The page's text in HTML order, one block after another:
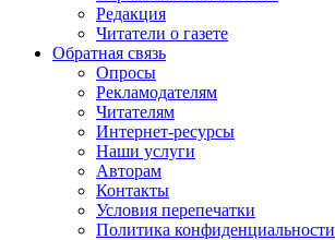
Редакция
Читатели о газете
Обратная связь
Опросы
Рекламодателям
Читателям
Интернет-ресурсы
Наши услуги
Авторам
Контакты
Условия перепечатки
Политика конфиденциальности